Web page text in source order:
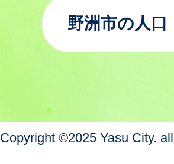
野洲市の人口
Copyright ©2025 Yasu City.